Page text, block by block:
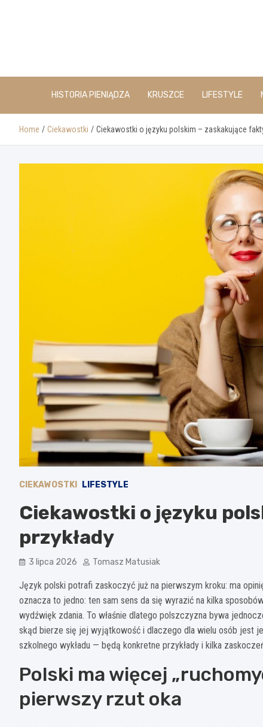
HISTORIA PIENIĄDZA KRUSZCE LIFESTYLE
Home Ciekawostki Ciekawostki o języku polskim – zaskakujące
CIEKAWOSTKI LIFESTYLE
Ciekawostki o języku
przykłady
3 lipca 2026 Tomasz Matusiak
Język polski potrafi zaskoczyć już na pierwszym kroku: ma
oznacza to jedno: ten sam sens da się wyrazić na kilka
wydźwięk zdania. To właśnie dlatego polszczyzna bywa
skąd bierze się jej wyjątkowość i dlaczego dla wielu osób jest
szkolnego wykładu — będą konkretne przykłady i kilka
Polski ma więcej
pierwszy rzut oka